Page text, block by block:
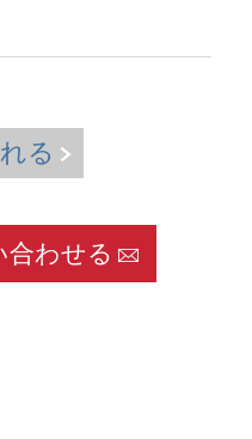
る
合わせる